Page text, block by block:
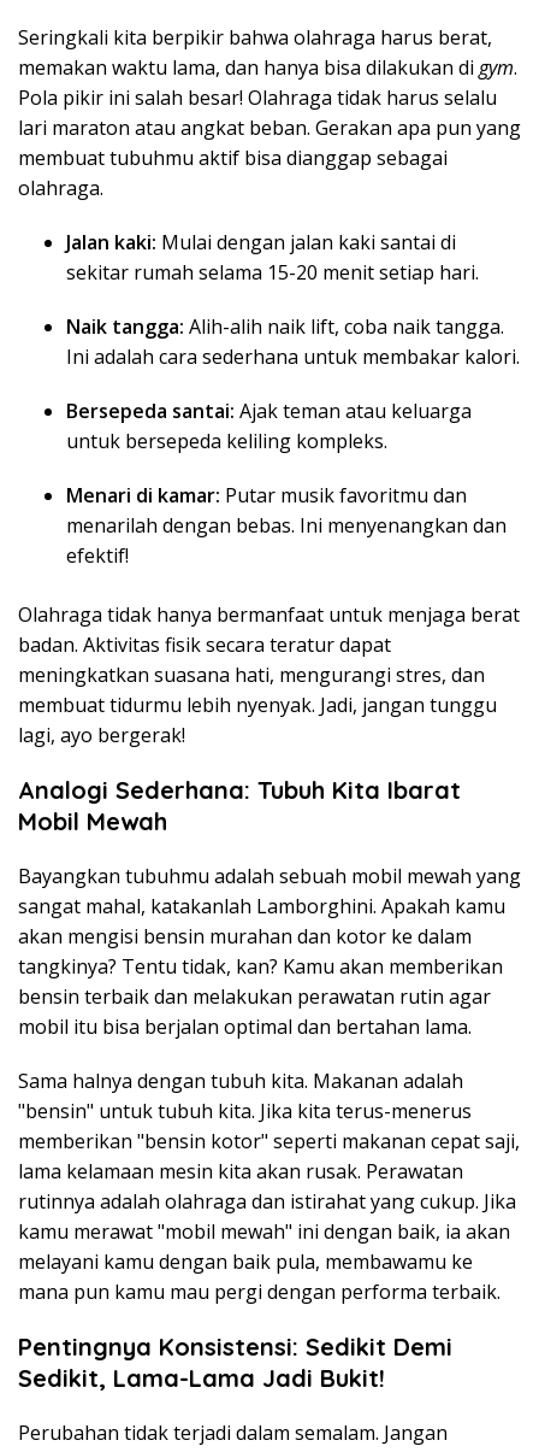
Seringkali kita berpikir bahwa olahraga harus berat,
memakan waktu lama, dan hanya bisa dilakukan di gym.
Pola pikir ini salah besar! Olahraga tidak harus selalu
lari maraton atau angkat beban. Gerakan apa pun yang
membuat tubuhmu aktif bisa dianggap sebagai
olahraga.
Jalan kaki: Mulai dengan jalan kaki santai di
sekitar rumah selama 15-20 menit setiap hari.
Naik tangga: Alih-alih naik lift, coba naik tangga.
Ini adalah cara sederhana untuk membakar kalori.
Bersepeda santai: Ajak teman atau keluarga
untuk bersepeda keliling kompleks.
Menari di kamar: Putar musik favoritmu dan
menarilah dengan bebas. Ini menyenangkan dan
efektif!
Olahraga tidak hanya bermanfaat untuk menjaga berat
badan. Aktivitas fisik secara teratur dapat
meningkatkan suasana hati, mengurangi stres, dan
membuat tidurmu lebih nyenyak. Jadi, jangan tunggu
lagi, ayo bergerak!
Analogi Sederhana: Tubuh Kita Ibarat
Mobil Mewah
Bayangkan tubuhmu adalah sebuah mobil mewah yang
sangat mahal, katakanlah Lamborghini. Apakah kamu
akan mengisi bensin murahan dan kotor ke dalam
tangkinya? Tentu tidak, kan? Kamu akan memberikan
bensin terbaik dan melakukan perawatan rutin agar
mobil itu bisa berjalan optimal dan bertahan lama.
Sama halnya dengan tubuh kita. Makanan adalah
"bensin" untuk tubuh kita. Jika kita terus-menerus
memberikan "bensin kotor" seperti makanan cepat saji,
lama kelamaan mesin kita akan rusak. Perawatan
rutinnya adalah olahraga dan istirahat yang cukup. Jika
kamu merawat "mobil mewah" ini dengan baik, ia akan
melayani kamu dengan baik pula, membawamu ke
mana pun kamu mau pergi dengan performa terbaik.
Pentingnya Konsistensi: Sedikit Demi
Sedikit, Lama-Lama Jadi Bukit!
Perubahan tidak terjadi dalam semalam. Jangan